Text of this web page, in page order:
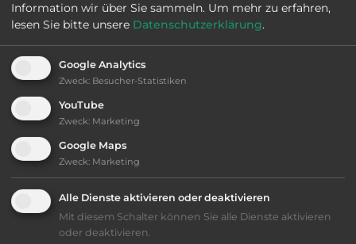
Telefon: 0039 0963 663115
Ausstattung
Klassifizierung: befriedigend
Platzeinrichtung: befriedigend
Information wir über Sie sammeln. Um mehr zu erfahren,
lesen Sie bitte unsere Datenschutzerklärung.
Google Analytics
Zweck: Besucher-Statistiken
YouTube
Zweck: Marketing
Google Maps
Zweck: Marketing
Alle Dienste aktivieren oder deaktivieren
Mit diesem Schalter können Sie alle Dienste aktivieren
oder deaktivieren.